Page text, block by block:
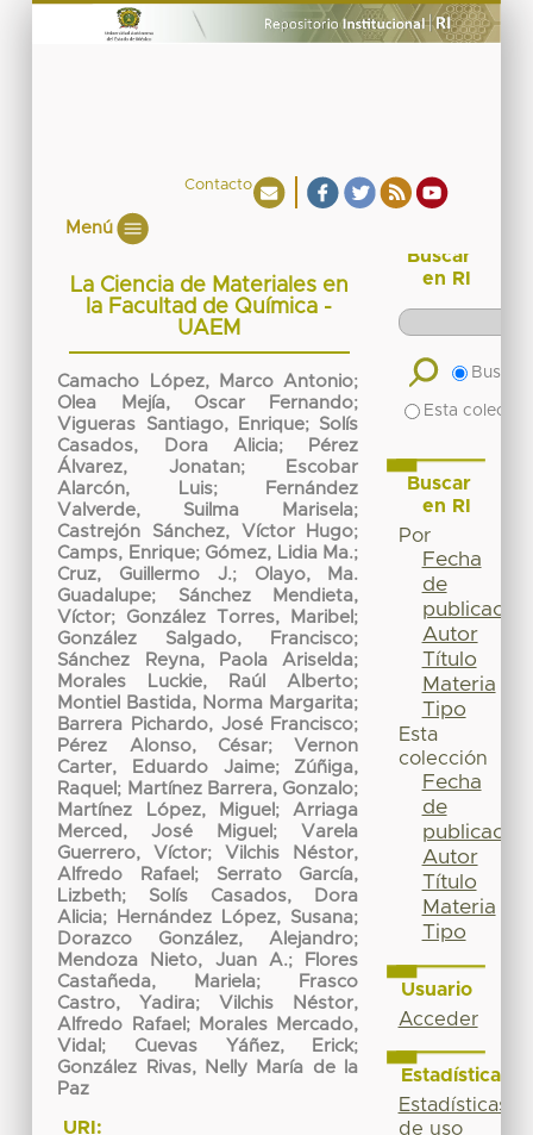
Contacto
Menú
La Ciencia de Materiales en
la Facultad de Química -
UAEM
Camacho López, Marco Antonio;
Olea Mejía, Oscar Fernando;
Vigueras Santiago, Enrique; Solís
Casados, Dora Alicia;
Pérez
Álvarez, Jonatan;
Escobar
Alarcón, Luis;
Fernández
Valverde, Suilma Marisela;
Castrejón Sánchez, Víctor Hugo;
Camps, Enrique; Gómez, Lidia Ma.;
Cruz, Guillermo J.; Olayo, Ma.
Guadalupe; Sánchez Mendieta,
Víctor; González Torres, Maribel ;
González Salgado, Francisco;
Sánchez Reyna, Paola Ariselda;
Morales Luckie, Raúl Alberto;
Montiel Bastida, Norma Margarita;
Barrera Pichardo, José Francisco;
Pérez Alonso, César; Vernon
Carter, Eduardo Jaime; Zúñiga,
Raquel ; Martínez Barrera, Gonzalo;
Martínez López, Miguel ;Arriaga
Merced, José Miguel ; Varela
Guerrero, Víctor; Vilchis Néstor,
Alfredo Rafael ; Serrato García,
Lizbeth; Solís Casados, Dora
Alicia; Hernández López, Susana;
Dorazco González, Alejandro;
Mendoza Nieto, Juan A.;
Flores
Castañeda, Mariela;
Frasco
Castro, Yadira; Vilchis Néstor,
Alfredo Rafael ;
Morales Mercado,
Vidal ; Cuevas Yáñez, Erick;
González Rivas, Nelly María de la
Paz
URI:
Buscar
en RI
Buscar
Esta
Buscar
en RI
Por
Fecha
de
publicación
Autor
Título
Materia
Tipo
Esta
colección
Fecha
de
publicación
Autor
Título
Materia
Tipo
Usuario
Acceder
Estadísticas
Estadísticas
de uso